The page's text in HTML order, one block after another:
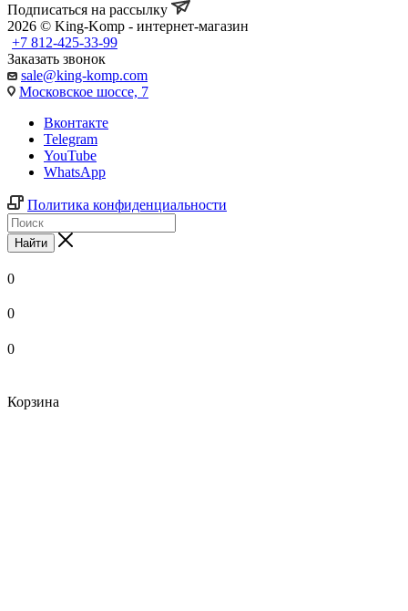
Подписаться на рассылку
2026 © King-Komp - интернет-магазин
+7 812-425-33-99
Заказать звонок
sale@king-komp.com
Московское шоссе, 7
Вконтакте
Telegram
YouTube
WhatsApp
Политика конфиденциальности
Найти
0
0
0
Корзина